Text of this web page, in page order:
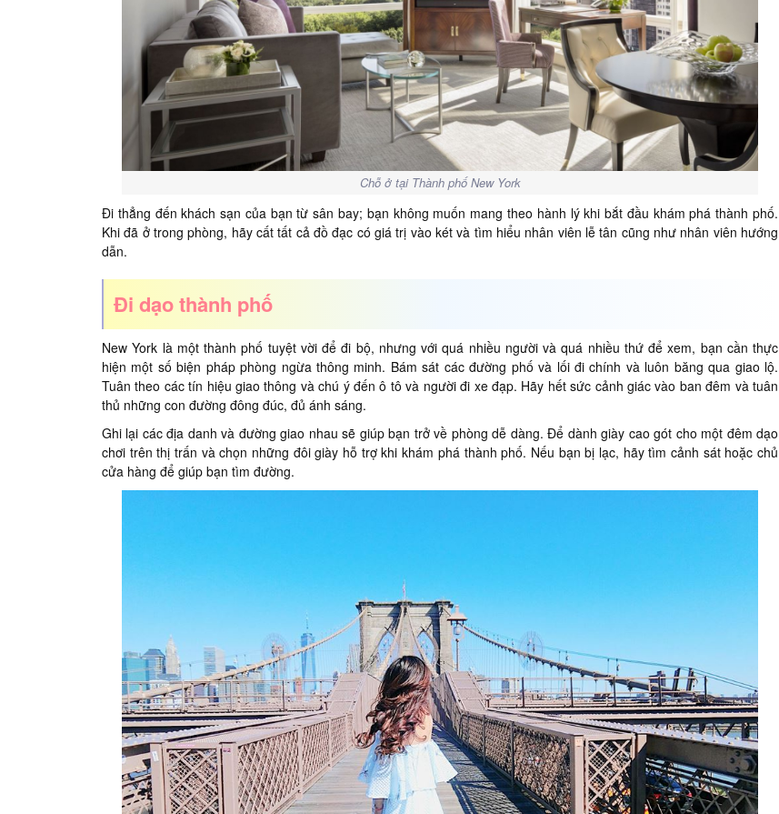
Chỗ ở tại Thành phố New York
Đi thẳng đến khách sạn của bạn từ sân bay; bạn không muốn mang theo hành lý khi bắt đầu khám phá thành phố.
Khi đã ở trong phòng, hãy cất tất cả đồ đạc có giá trị vào két và tìm hiểu nhân viên lễ tân cũng như nhân viên hướng
dẫn.
Đi dạo thành phố
New York là một thành phố tuyệt vời để đi bộ, nhưng với quá nhiều người và quá nhiều thứ để xem, bạn cần thực
hiện một số biện pháp phòng ngừa thông minh. Bám sát các đường phố và lối đi chính và luôn băng qua giao lộ.
Tuân theo các tín hiệu giao thông và chú ý đến ô tô và người đi xe đạp. Hãy hết sức cảnh giác vào ban đêm và tuân
thủ những con đường đông đúc, đủ ánh sáng.
Ghi lại các địa danh và đường giao nhau sẽ giúp bạn trở về phòng dễ dàng. Để dành giày cao gót cho một đêm dạo
chơi trên thị trấn và chọn những đôi giày hỗ trợ khi khám phá thành phố. Nếu bạn bị lạc, hãy tìm cảnh sát hoặc chủ
cửa hàng để giúp bạn tìm đường.